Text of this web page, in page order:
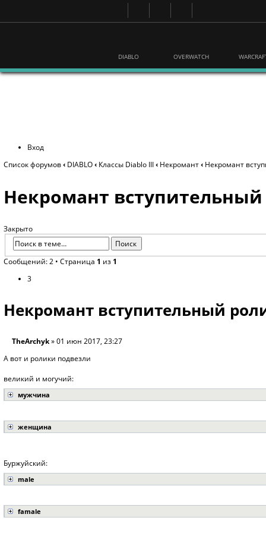
DIABLO OVERWATCH
Вход
Список форумов‹ DIABLO‹ Классы Diablo III‹ Некромант‹ Некромант
Некромант
Закрыто
Сообщений: 2 • Страница 1 из 1
3
Некромант вступительный
TheArchyk» 01 июн 2017, 23:27
А вот и ролики подвезли
великий и могучий:
мужчина
женщина
Буржуйский:
male
famale